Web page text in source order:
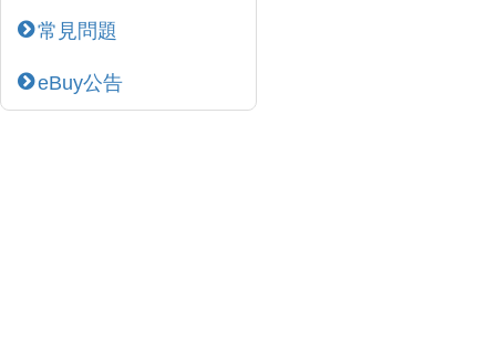
常見問題
eBuy公告